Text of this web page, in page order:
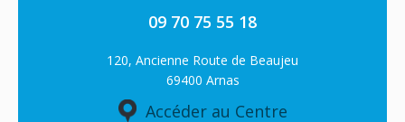
09 70 75 55 18
120, Ancienne Route de Beaujeu
69400 Arnas
Accéder au Centre